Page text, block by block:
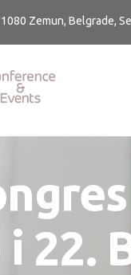
Zemun, Belgrade,
i 22.